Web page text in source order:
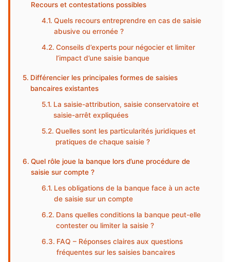
Recours et contestations possibles
Quels recours entreprendre en cas de saisie
abusive ou erronée ?
Conseils d’experts pour négocier et limiter
l’impact d’une saisie banque
Différencier les principales formes de saisies
bancaires existantes
La saisie-attribution, saisie conservatoire et
saisie-arrêt expliquées
Quelles sont les particularités juridiques et
pratiques de chaque saisie ?
Quel rôle joue la banque lors d’une procédure de
saisie sur compte ?
Les obligations de la banque face à un acte
de saisie sur un compte
Dans quelles conditions la banque peut-elle
contester ou limiter la saisie ?
FAQ – Réponses claires aux questions
fréquentes sur les saisies bancaires